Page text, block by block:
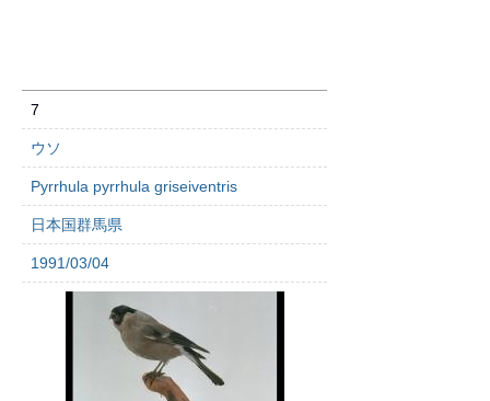
7
ウソ
Pyrrhula pyrrhula griseiventris
日本国群馬県
1991/03/04